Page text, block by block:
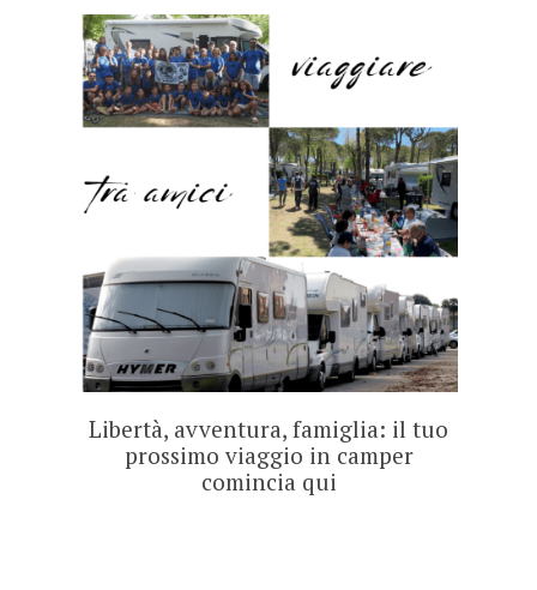
Libertà, avventura, famiglia: il tuo
prossimo viaggio in camper
comincia qui